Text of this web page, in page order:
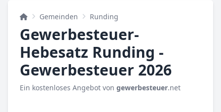
Gemeinden Runding
Gewerbesteuer-
Hebesatz Runding -
Gewerbesteuer 2026
Ein kostenloses Angebot von gewerbesteuer.net